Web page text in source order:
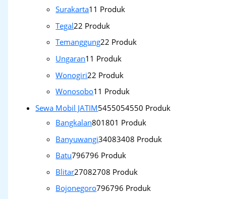
Surakarta1 1 Produk
Tegal22 Produk
Temanggung22 Produk
Ungaran1 1 Produk
Wonogiri22 Produk
Wonosobo1 1 Produk
Sewa Mobil JATIM5455054550 Produk
Bangkalan801801 Produk
Banyuwangi34083408 Produk
Batu796796 Produk
Blitar27082708 Produk
Bojonegoro796796 Produk